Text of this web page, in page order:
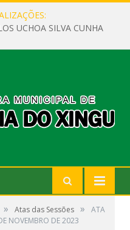
UCHOA SILVA CUNHA
» Atas das Sessões »
ATA
NOVEMBRO DE 2023